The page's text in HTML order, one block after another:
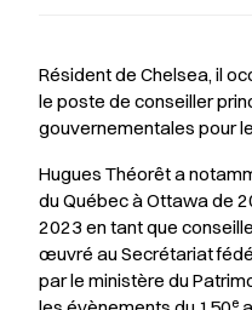
Résident de Chelsea, il
le poste de conseiller
gouvernementales pour
Hugues Théorêt a
du Québec à Ottawa de
2023 en tant que
œuvré au Secrétariat
par le ministère du
e